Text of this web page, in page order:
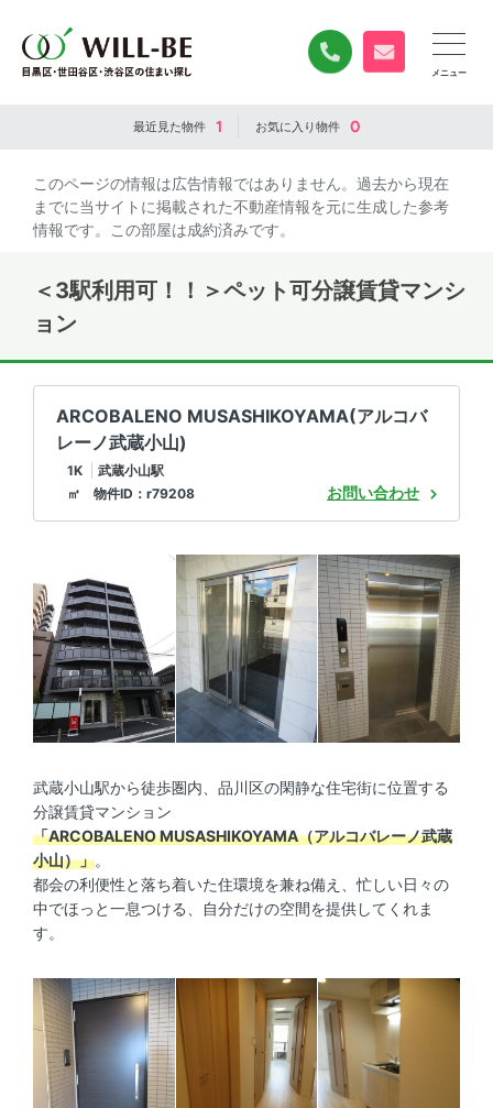
0120-840-834
無料お問い合
最近見た物件 1 お気に入り物件 0
このページの情報は広告情報ではありません。過去から現在
までに当サイトに掲載された不動産情報を元に生成した参考
情報です。この部屋は成約済みです。
＜3駅利用可！！＞ペット可分譲賃貸マンシ
ョン
ARCOBALENO MUSASHIKOYAMA(アルコバ
レーノ武蔵小山)
1K
武蔵小山駅
㎡ 物件ID：r79208
お問い合わせ
武蔵小山駅から徒歩圏内、品川区の閑静な住宅街に位置する
分譲賃貸マンション
「ARCOBALENO MUSASHIKOYAMA（アルコバレーノ武蔵
小山）」。
都会の利便性と落ち着いた住環境を兼ね備え、忙しい日々の
中でほっと一息つける、自分だけの空間を提供してくれま
す。